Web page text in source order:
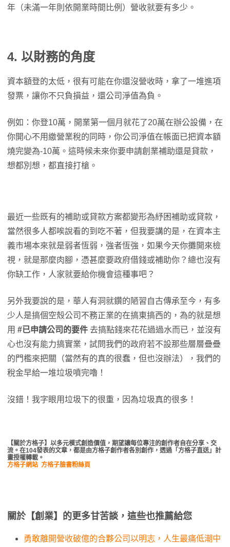
年（未滿一年則依開業時間比例）營收就要有多少。
4. 以財務的角度
資本額登的太低，很有可能在你還沒營收時，拿了一堆進項
發票，讓你不只負損益，還公司淨值為負。
例如：你登10萬，開業第一個月就花了20萬在辦公設備，在
你開心不用繳營業稅的同時，你公司淨值在帳面已把資本額
燒完變為-10萬。這時候未來你要申請創業補助還是貸款，
想都別想，都直接打槍。
最近一些既有的補助或貸款方案都變形為紓困補助或貸款，
當然很多人都唉說看的到吃不著，但我要講的是，在資本主
義市場本來就是弱者恆弱，強者恆強，如果今天你攤開來檢
視，就是那麼肉腳，憑甚麼要政府借錢或補助你？總也沒有
你缺工作，人家就要給你機會這種事吧？
另外我要說的是，華人有洞就鑽的陋習自古傳承至今，有多
少人是搞個空殼公司不務正業的在搞東搞西的，為的就是想
用 #已申請公司的要件 去搞點錢來花花過過水而已，並沒有
心也沒有能力搞實業，試問我們的政府若不設那些層層疊疊
的門檻來把關（當然有的真的很蠢，但也沒辦法），我們的
稅金早給一堆垃圾噴完嚕！
沒錯！我字眼用垃圾下的很重，因為垃圾真的很多！
【關於方格子】以多元模式創造價值，期望讓每位專注的創作者自在分享、交
流。在104發表的文章，都是由方格子創作者各別創作，透過「方格子直送」計
畫授權轉載。
方格子網站 方格子臉書粉絲頁
關於【創業】的更多甘苦談，這些也推薦給您
勇敢離開營收破億的合夥公司以明志，人生最痛低潮中